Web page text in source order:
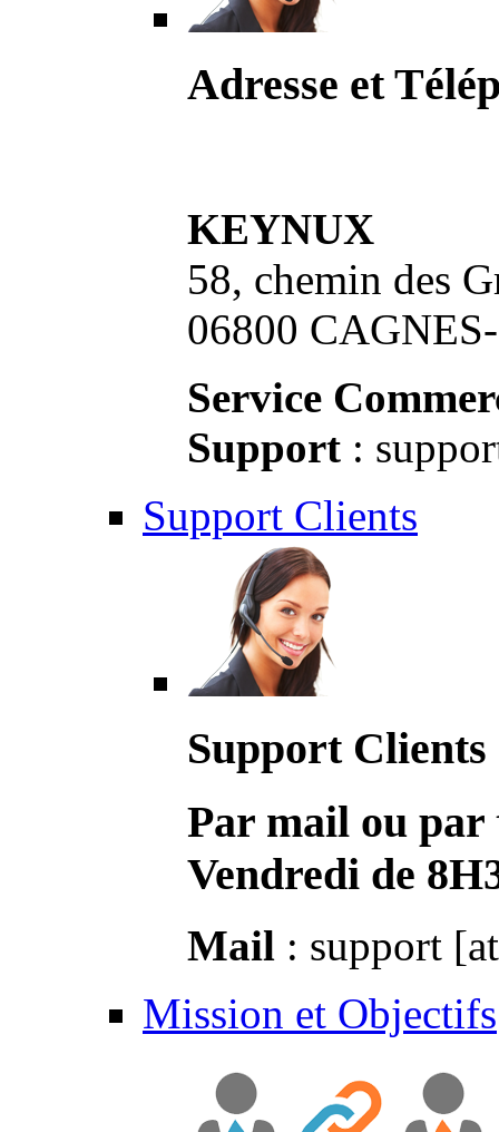
Adresse et
KEYNUX
58, chemin des
06800
Service
Support :
Support Clients
Support Clients
Par mail ou par
Vendredi de
Mail : support
Mission et Objectifs